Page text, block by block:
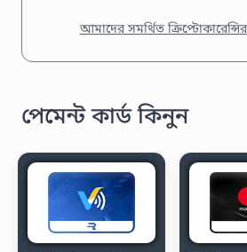
আমাদের সমর্থিত
পেমেন্ট কার্ড কিনুন